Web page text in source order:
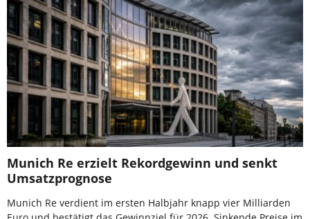
Munich Re erzielt Rekordgewinn und senkt
Umsatzprognose
Munich Re verdient im ersten Halbjahr knapp vier Milliarden